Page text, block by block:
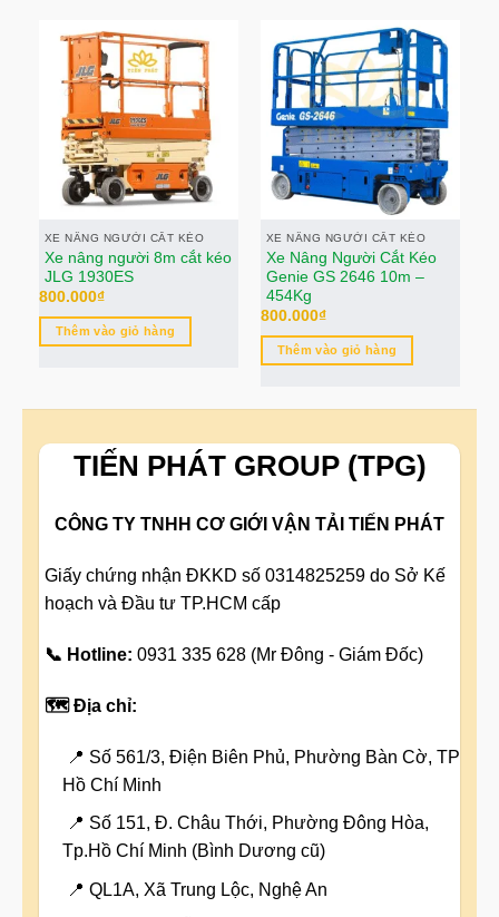
XE NÂNG NGƯỜI CẮT KÉO
Xe nâng người 8m cắt kéo
JLG 1930ES
800.000₫
Thêm vào giỏ hàng
XE NÂNG NGƯỜI CẮT KÉO
Xe Nâng Người Cắt Kéo
Genie GS 2646 10m –
454Kg
800.000₫
Thêm vào giỏ hàng
TIẾN PHÁT GROUP (TPG)
CÔNG TY TNHH CƠ GIỚI VẬN TẢI TIẾN PHÁT
Giấy chứng nhận ĐKKD số 0314825259 do Sở Kế
hoạch và Đầu tư TP.HCM cấp
📞 Hotline: 0931 335 628 (Mr Đông - Giám Đốc)
🗺️ Địa chỉ:
📍 Số 561/3, Điện Biên Phủ, Phường Bàn Cờ, TP
Hồ Chí Minh
📍 Số 151, Đ. Châu Thới, Phường Đông Hòa,
Tp.Hồ Chí Minh (Bình Dương cũ)
📍 QL1A, Xã Trung Lộc, Nghệ An